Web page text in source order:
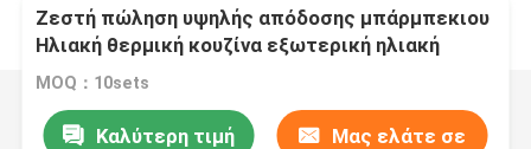
Ζεστή πώληση υψηλής απόδοσης μπάρμπεκιου
Ηλιακή θερμική κουζίνα εξωτερική ηλιακή
σχάρα για κατασκήνωση Made in China
MOQ：10sets
Καλύτερη τιμή Μας ελάτε σε